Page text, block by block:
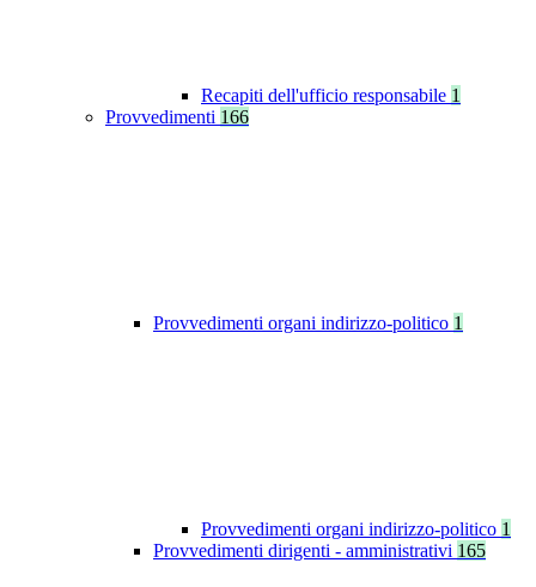
Recapiti dell'ufficio responsabile 1
Provvedimenti 166
Provvedimenti organi indirizzo-politico 1
Provvedimenti organi indirizzo-politico 1
Provvedimenti dirigenti - amministrativi 165